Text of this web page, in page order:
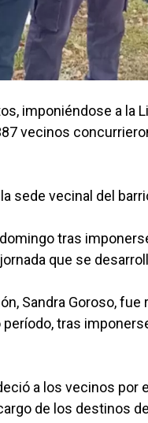
imponiéndose a la
vecinos
sede vecinal del
tras
que se
Sandra Goroso,
tras
a los vecinos por
de los destinos